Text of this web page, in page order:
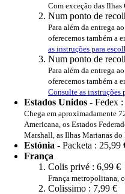
Com exceção das Ilhas
Num ponto de
Para além da entrega
oferecemos também a
as instruções para
Num ponto de
Para além da entrega
oferecemos também a
Consulte as instruções
Estados Unidos - Fedex :
Chega em aproximadamente
Americana, os Estados
Marshall, as Ilhas Marianas do
Estónia - Packeta : 25,99
França
Colis privé : 6,99 €
França metropolitana,
Colissimo : 7,99 €